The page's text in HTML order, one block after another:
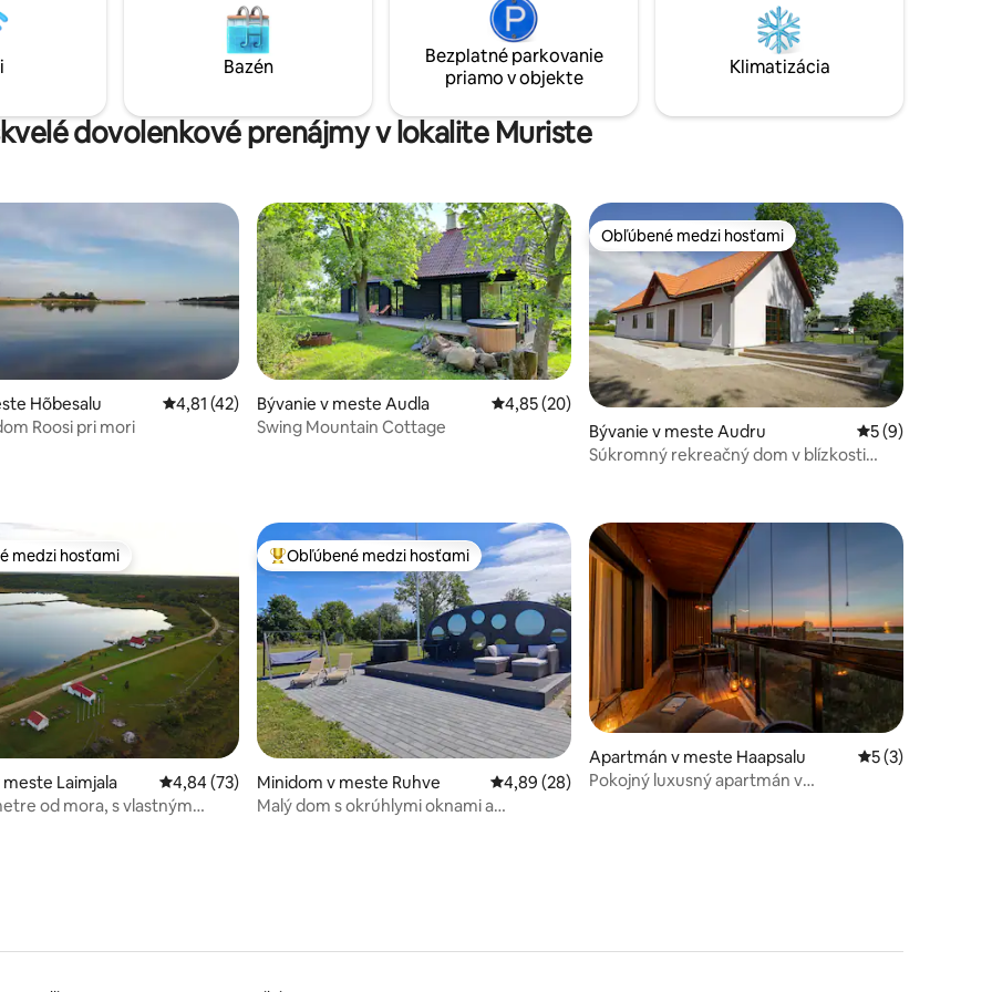
60km drive) (Muhu and
ferry 15km drive).
balkóna, a navyše aj jazierko (hlboké 2 –
Bazén
Bezplatné parkovanie
priamo v objekte
Klimatizácia
dovolenkové prenájmy v lokalite Muriste
z 5, počet hodnotení: 38
Hõbesalu Priemerné ohodnotenie 4,81 z 5, počet hodnotení: 42
4,81 (42)
Roosi pri mori
Bývanie v meste Audla Priemerné ohodnotenie 4,85 z 5, počet hodnotení: 20
4,85 (20)
Swing Mountain Cottage
Obľúbené medzi hosťami
Obľúbené medzi hosťami
Bývanie v meste Audru Priemerné
5 (9)
Súkromný rekreačný dom v blízkosti
5 z 5, počet hodnotení: 6
medzi hosťami
medzi hosťami
Laimjala Priemerné ohodnotenie 4,84 z 5, počet hodnotení: 73
4,84 (73)
od mora, s vlastným
Najobľúbenejšie medzi hosťami
Obľúbené medzi hosťami
Minidom v meste Ruhve Priemerné ohodnotenie 4,89 z 5, počet hodnotení: 28
4,89 (28)
Malý dom s okrúhlymi oknami a
Apartmán v meste Haapsalu Priemerné
5 (3)
Pokojný luxusný apartmán v